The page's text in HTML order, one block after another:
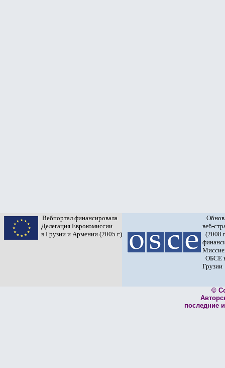
Вебпортал финансировала
Делегация Еврокомиссии
в Грузии и Армении (2005 г.)
веб-
(2008
ОБСЕ
Грузии
©
последние